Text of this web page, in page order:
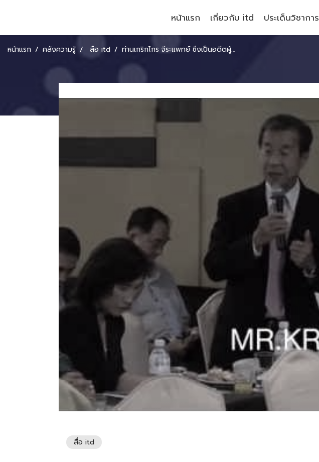
หน้าแรก เกี่ยวกับ itd ประเด็นวิชาการ
หน้าแรก คลังความรู้ สื่อ itd ท่านเกริกไกร จีระแพทย์ ซึ่งเป็นอดีตผู้อำนวยการสถาบัน itd เข้าร่วมรับฟังงานสัมมนาไอทีดี
สื่อ itd